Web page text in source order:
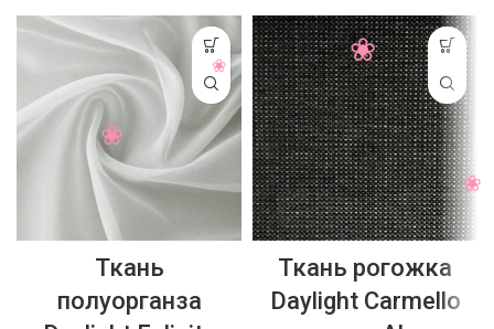
Ткань
полуорганза
Ткань рогожка
Daylight Carmello